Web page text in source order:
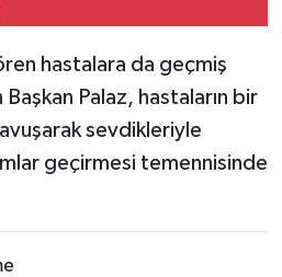
hastalara da geçmiş
Palaz, hastaların bir
sevdikleriyle
geçirmesi temennisinde